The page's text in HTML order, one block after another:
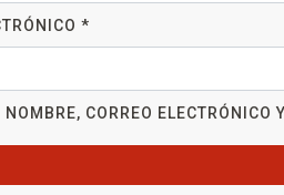
*
CORREO ELECTRÓNICO